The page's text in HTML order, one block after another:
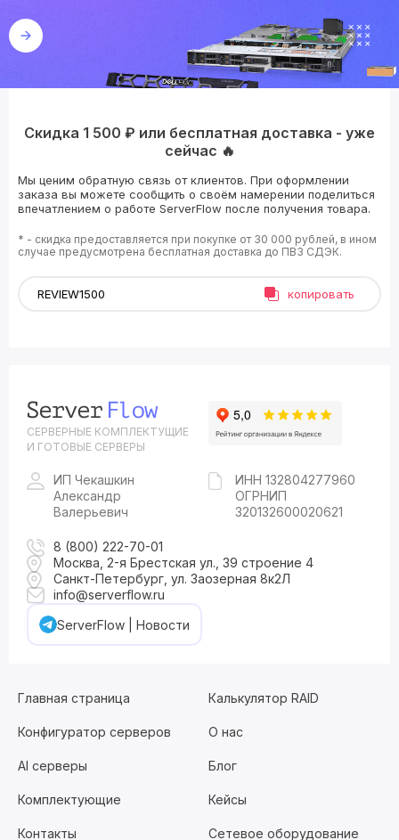
Скидка 1 500 ₽ или бесплатная доставка - уже
сейчас 🔥
Мы ценим обратную связь от клиентов. При оформлении
заказа вы можете сообщить о своём намерении поделиться
впечатлением о работе ServerFlow после получения товара.
* - скидка предоставляется при покупке от 30 000 рублей, в ином
случае предусмотрена бесплатная доставка до ПВЗ СДЭК.
копировать
СЕРВЕРНЫЕ КОМПЛЕКТУЩИЕ
И ГОТОВЫЕ СЕРВЕРЫ
ИП Чекашкин
Александр
Валерьевич
ИНН 132804277960
ОГРНИП
320132600020621
8 (800) 222-70-01
Москва, 2-я Брестская ул., 39 строение 4
Санкт-Петербург, ул. Заозерная 8к2Л
info@serverflow.ru
ServerFlow | Новости
Главная страница Калькулятор RAID
Конфигуратор серверов О нас
AI серверы Блог
Комплектующие Кейсы
Контакты Сетевое оборудование